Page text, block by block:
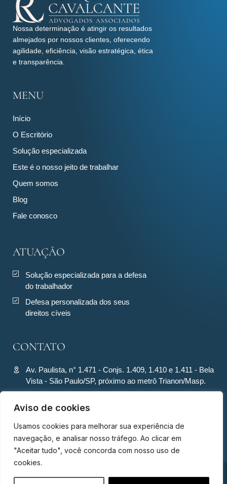
Aviso de cookies
Usamos cookies para melhorar sua experiência de
navegação, e analisar nosso tráfego. Ao clicar em
"Aceitar tudo", você concorda com nosso uso de
cookies.
Nossa determinação é atingir os resultados
almejados por nossos clientes, oferecendo
agilidade, eficiência, visão estratégica, ética
e transparência.
MENU
Início
O Escritório
Solução especializada
Este é o nosso jeito de trabalhar
Quem somos
Blog
Fale conosco
ATUAÇÃO
Solução especializada para a defesa
do trabalhador
Defesa personalizada dos seus
direitos cíveis
CONTATO
Av. Paulista, n° 1.471 - Conjs. 1.409, 1.410 e 1.411 - Bela
Vista - São Paulo/SP, próximo ao metrô Trianon/Masp.
(11) 94280-4701
© Ronqui & Cavalcante Advogados Associados - Todos os direitos
Olá, precisa de ajuda?